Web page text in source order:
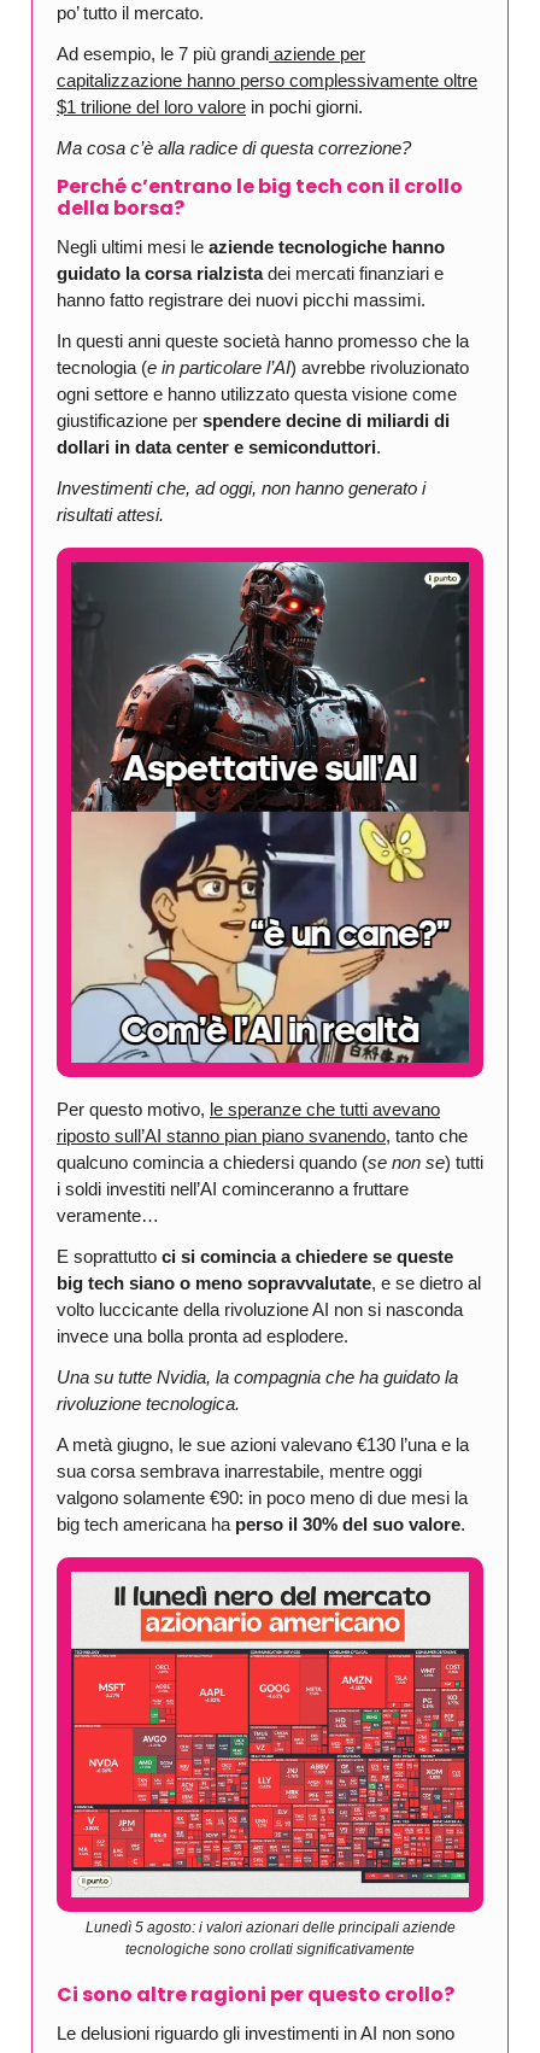
po’ tutto il mercato.
Ad esempio, le 7 più grandi aziende per
capitalizzazione hanno perso complessivamente oltre
$1 trilione del loro valore in pochi giorni.
Ma cosa c’è alla radice di questa correzione?
Perché c’entrano le big tech con il crollo
della borsa?
Negli ultimi mesi le aziende tecnologiche hanno
guidato la corsa rialzistadei mercati finanziari e
hanno fatto registrare dei nuovi picchi massimi.
In questi anni queste società hanno promesso che la
tecnologia (e in particolare l’AI) avrebbe rivoluzionato
ogni settore e hanno utilizzato questa visione come
giustificazione per spendere decine di miliardi di
dollari in data center e semiconduttori.
Investimenti che, ad oggi, non hanno generato i
risultati attesi.
Per questo motivo, le speranze che tutti avevano
riposto sull’AI stanno pian piano svanendo, tanto che
qualcuno comincia a chiedersi quando (se non se) tutti
i soldi investiti nell’AI cominceranno a fruttare
veramente…
E soprattutto ci si comincia a chiedere se queste
big tech siano o meno sopravvalutate, e se dietro al
volto luccicante della rivoluzione AI non si nasconda
invece una bolla pronta ad esplodere.
Una su tutte Nvidia, la compagnia che ha guidato la
rivoluzione tecnologica.
A metà giugno, le sue azioni valevano €130 l’una e la
sua corsa sembrava inarrestabile, mentre oggi
valgono solamente €90: in poco meno di due mesi la
big tech americana ha perso il 30% del suo valore.
Lunedì 5 agosto: i valori azionari delle principali aziende
tecnologiche sono crollati significativamente
Ci sono altre ragioni per questo crollo?
Le delusioni riguardo gli investimenti in AI non sono